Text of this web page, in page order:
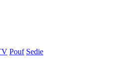
Pouf Sedie